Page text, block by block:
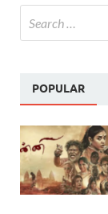
POPULAR